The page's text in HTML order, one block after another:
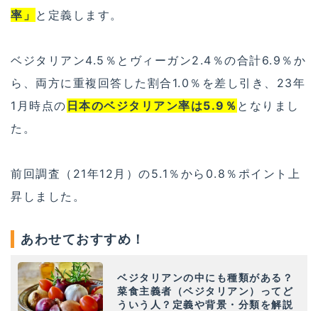
率」 と定義します。
ベジタリアン4.5％とヴィーガン2.4％の合計6.9％か
ら、両方に重複回答した割合1.0％を差し引き、23年
1月時点の 日本のベジタリアン率は5.9％ となりまし
た。
前回調査（21年12月）の5.1％から0.8％ポイント上
昇しました。
あわせておすすめ！
ベジタリアンの中にも種類がある？
菜食主義者（ベジタリアン）ってど
ういう人？定義や背景・分類を解説